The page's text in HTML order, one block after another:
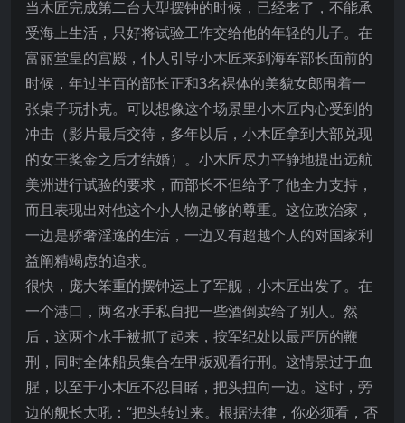
当木匠完成第二台大型摆钟的时候，已经老了，不能承
受海上生活，只好将试验工作交给他的年轻的儿子。在
富丽堂皇的宫殿，仆人引导小木匠来到海军部长面前的
时候，年过半百的部长正和3名裸体的美貌女郎围着一
张桌子玩扑克。可以想像这个场景里小木匠内心受到的
冲击（影片最后交待，多年以后，小木匠拿到大部兑现
的女王奖金之后才结婚）。小木匠尽力平静地提出远航
美洲进行试验的要求，而部长不但给予了他全力支持，
而且表现出对他这个小人物足够的尊重。这位政治家，
一边是骄奢淫逸的生活，一边又有超越个人的对国家利
益阐精竭虑的追求。
很快，庞大笨重的摆钟运上了军舰，小木匠出发了。在
一个港口，两名水手私自把一些酒倒卖给了别人。然
后，这两个水手被抓了起来，按军纪处以最严厉的鞭
刑，同时全体船员集合在甲板观看行刑。这情景过于血
腥，以至于小木匠不忍目睹，把头扭向一边。这时，旁
边的舰长大吼：“把头转过来。根据法律，你必须看，否